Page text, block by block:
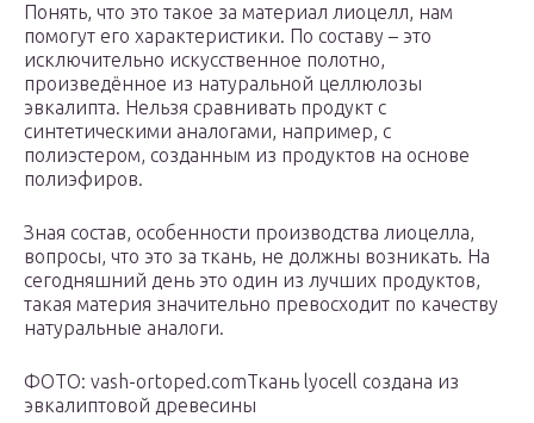
Понять, что это такое за материал лиоцелл, нам
помогут его характеристики. По составу – это
исключительно искусственное полотно,
произведённое из натуральной целлюлозы
эвкалипта. Нельзя сравнивать продукт с
синтетическими аналогами, например, с
полиэстером, созданным из продуктов на основе
полиэфиров.
Зная состав, особенности производства лиоцелла,
вопросы, что это за ткань, не должны возникать. На
сегодняшний день это один из лучших продуктов,
такая материя значительно превосходит по качеству
натуральные аналоги.
ФОТО: vash-ortoped.comТкань lyocell создана из
эвкалиптовой древесины